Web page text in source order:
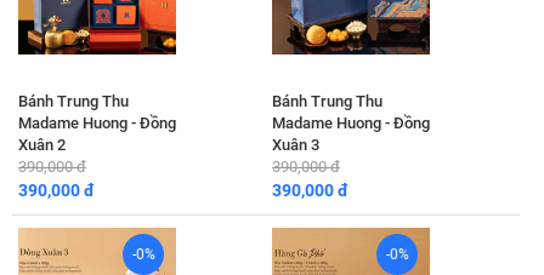
Bánh Trung Thu
Madame Huong - Đồng
Xuân 2
390,000 đ
390,000 đ
Bánh Trung Thu
Madame Huong - Đồng
Xuân 3
390,000 đ
390,000 đ
-0% -0%